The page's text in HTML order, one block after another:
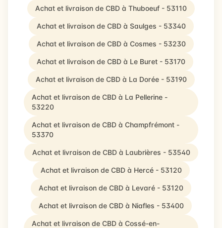
Achat et livraison de CBD à Thuboeuf - 53110
Achat et livraison de CBD à Saulges - 53340
Achat et livraison de CBD à Cosmes - 53230
Achat et livraison de CBD à Le Buret - 53170
Achat et livraison de CBD à La Dorée - 53190
Achat et livraison de CBD à La Pellerine -
53220
Achat et livraison de CBD à Champfrémont -
53370
Achat et livraison de CBD à Laubrières - 53540
Achat et livraison de CBD à Hercé - 53120
Achat et livraison de CBD à Levaré - 53120
Achat et livraison de CBD à Niafles - 53400
Achat et livraison de CBD à Cossé-en-